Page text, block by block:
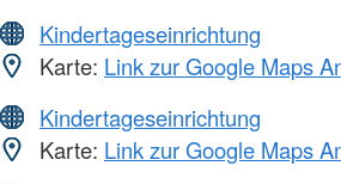
Kindertageseinrichtung
Karte: Link zur Google Maps
Kindertageseinrichtung
Karte: Link zur Google Maps